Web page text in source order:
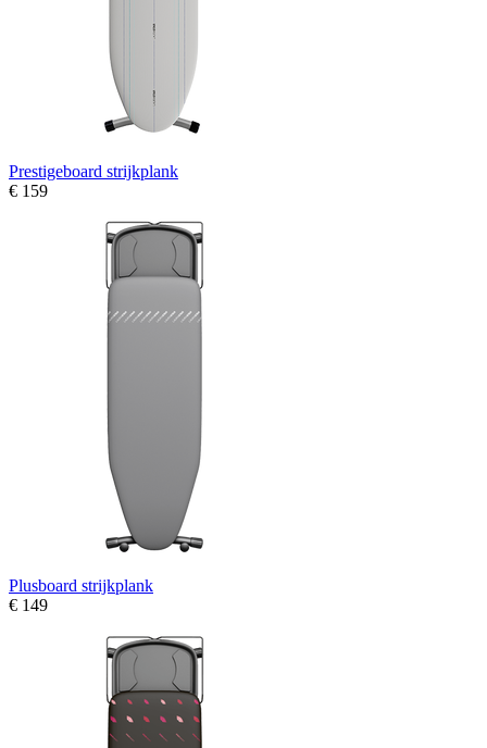
Prestigeboard strijkplank
€ 159
Plusboard strijkplank
€ 149